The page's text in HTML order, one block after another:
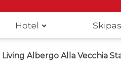
Hotel
Living Albergo Alla Vecchia